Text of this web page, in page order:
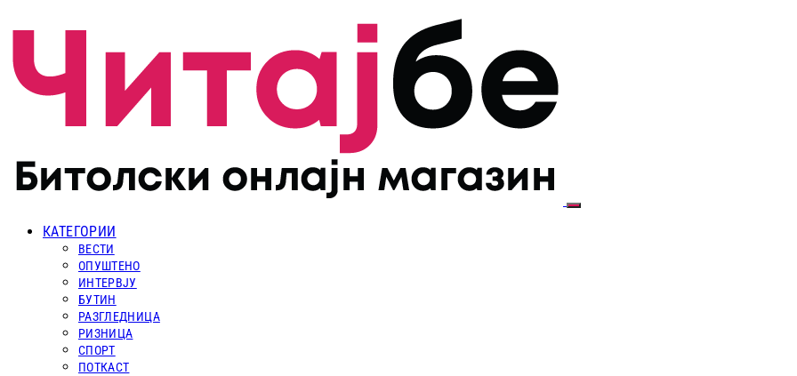
КАТЕГОРИИ
ВЕСТИ
ОПУШТЕНО
ИНТЕРВЈУ
БУТИН
РАЗГЛЕДНИЦА
РИЗНИЦА
СПОРТ
ПОТКАСТ